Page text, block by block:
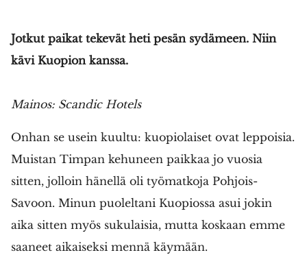
SULJE HAKU ✕
Jotkut paikat tekevät heti pesän sydämeen. Niin
kävi Kuopion kanssa.
Mainos: Scandic Hotels
Onhan se usein kuultu: kuopiolaiset ovat leppoisia.
Muistan Timpan kehuneen paikkaa jo vuosia
sitten, jolloin hänellä oli työmatkoja Pohjois-
Savoon. Minun puoleltani Kuopiossa asui jokin
aika sitten myös sukulaisia, mutta koskaan emme
saaneet aikaiseksi mennä käymään.